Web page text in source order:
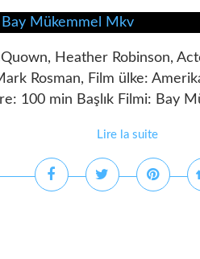
Heather Robinson,
Rosman, Film ülke:
100 min Başlık Filmi: Bay
Lire la suite